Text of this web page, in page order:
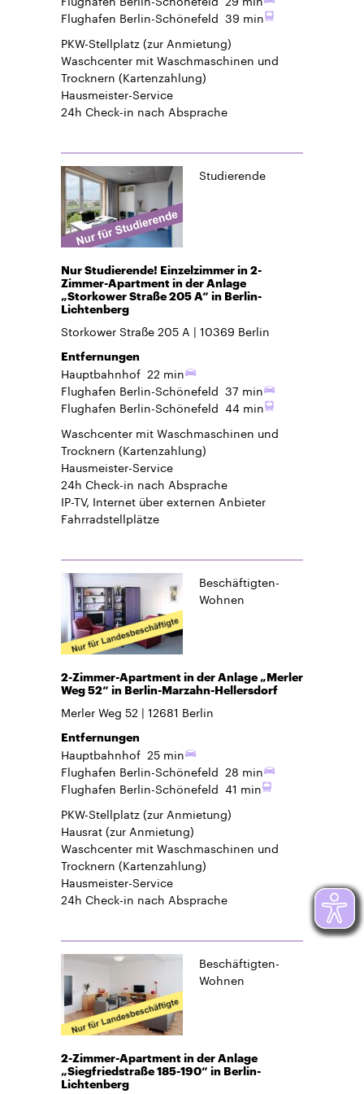
Flughafen Berlin-Schönefeld 39 min
PKW-Stellplatz(zur Anmietung)
Waschcenter mit Waschmaschinen und
Trocknern (Kartenzahlung)
Hausmeister-Service
24h Check-in nach Absprache
Studierende
Nur Studierende! Einzelzimmer in 2-
Zimmer-Apartment in der Anlage
„Storkower Straße 205 A“ in Berlin-
Lichtenberg
Storkower Straße 205 A 10369 Berlin
Entfernungen
Hauptbahnhof 22 min
Flughafen Berlin-Schönefeld 37 min
Flughafen Berlin-Schönefeld 44 min
Waschcenter mit Waschmaschinen und
Trocknern (Kartenzahlung)
Hausmeister-Service
24h Check-in nach Absprache
IP-TV, Internet über externen Anbieter
Fahrradstellplätze
Beschäftigten-
Wohnen
2-Zimmer-Apartment in der Anlage „Merler
Weg 52“ in Berlin-Marzahn-Hellersdorf
Merler Weg 52 12681 Berlin
Entfernungen
Hauptbahnhof 25 min
Flughafen Berlin-Schönefeld 28 min
Flughafen Berlin-Schönefeld 41 min
PKW-Stellplatz(zur Anmietung)
Hausrat(zur Anmietung)
Waschcenter mit Waschmaschinen und
Trocknern (Kartenzahlung)
Hausmeister-Service
24h Check-in nach Absprache
Beschäftigten-
Wohnen
2-Zimmer-Apartment in der Anlage
„Siegfriedstraße 185-190“ in Berlin-
Lichtenberg